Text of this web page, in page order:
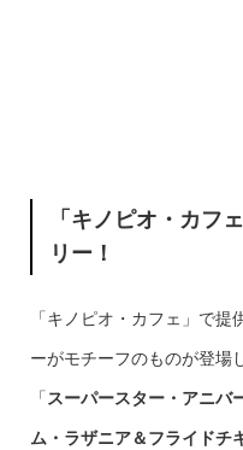
「キノピオ・カフ
リー！
「キノピオ・カフェ」で
ーがモチーフのものが登場
「 スーパースター・アニバ
ム・ラザニア＆フライドチ